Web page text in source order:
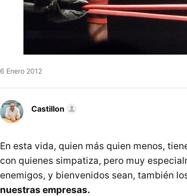
6 Enero 2012
Castillon
En esta vida, quien más quien menos,
con quienes simpatiza, pero muy
enemigos, y bienvenidos sean, también
nuestras empresas.